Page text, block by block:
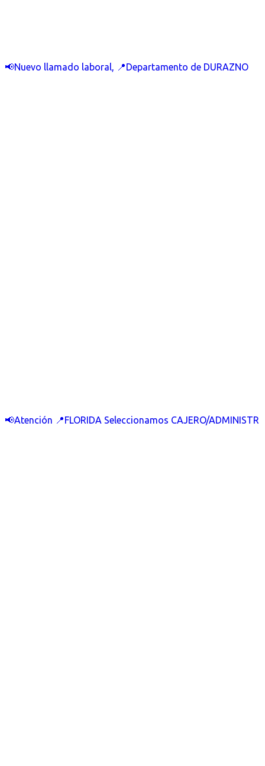
📢Nuevo llamado laboral, 📍Departamento de DURAZNO
📢Atención 📍FLORIDA Seleccionamos CAJERO/ADMINISTR